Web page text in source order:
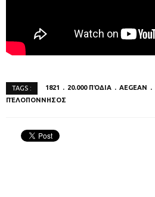
TAGS : 1821 20.000 ΠΌΔΙΑ AEGEAN
ΠΈΛΟΠΟΝΝΗΣΟΣ